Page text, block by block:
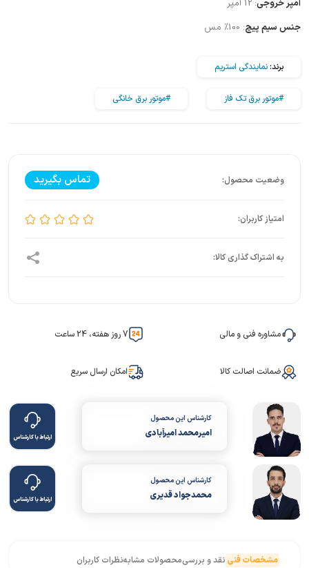
آمپر خروجی: 12 آمپر
جنس سیم پیچ: 100% مس
برند:نمایندگی استریم
#موتور برق تک فاز #موتور برق خانگی
تماس بگیرید
مشاوره فنی و مالی 7 روز هفته، 24 ساعت
ضمانت اصالت کالا امکان ارسال سریع
کارشناس این محصول
امیرمحمد امیرآبادی ارتباط با کارشناس
کارشناس این محصول
محمدجواد قدیری ارتباط با کارشناس
مشخصات فنی نقد و بررسیمحصولات مشابهنظرات کاربران